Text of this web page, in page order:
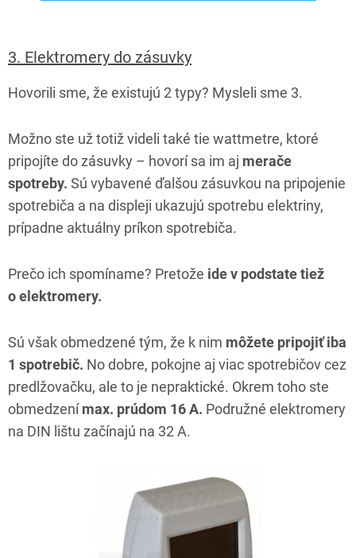
3. Elektromery do zásuvky
Hovorili sme, že existujú 2 typy? Mysleli sme 3.
Možno ste už totiž videli také tie wattmetre, ktoré
pripojíte do zásuvky – hovorí sa im aj merače
spotreby. Sú vybavené ďalšou zásuvkou na pripojenie
spotrebiča a na displeji ukazujú spotrebu elektriny,
prípadne aktuálny príkon spotrebiča.
Prečo ich spomíname? Pretože ide v podstate tiež
o elektromery.
Sú však obmedzené tým, že k nim môžete pripojiť iba
1 spotrebič. No dobre, pokojne aj viac spotrebičov cez
predlžovačku, ale to je nepraktické. Okrem toho ste
obmedzenímax. prúdom 16 A. Podružné elektromery
na DIN lištu začínajú na 32 A.